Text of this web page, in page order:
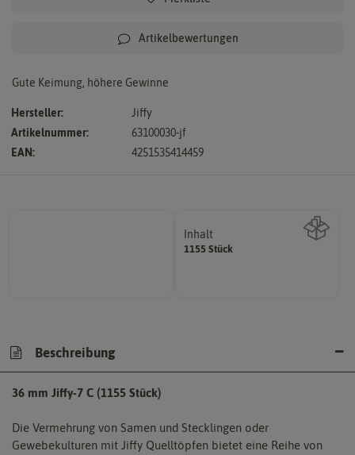
Artikelbewertungen
Gute Keimung, höhere Gewinne
Hersteller:
Jiffy
Artikelnummer:
63100030-jf
EAN:
4251535414459
Inhalt
1155 StückWie viel ist enthalten
Beschreibung
36 mm Jiffy-7 C (1155 Stück)
Die Vermehrung von Samen und Stecklingen oder
Gewebekulturen mit Jiffy Quelltöpfen bietet eine Reihe von